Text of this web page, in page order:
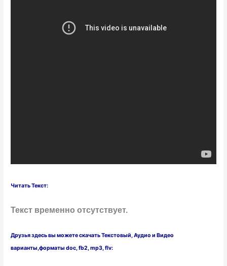
Читать Текст:
Текст временно отсутствует.
Друзья здесь вы можете скачать Текстовый, Аудио и Видео
варианты,форматы doc, fb2, mp3, flv: